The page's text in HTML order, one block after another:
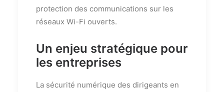
protection des communications sur les
réseaux Wi-Fi ouverts.
Un enjeu stratégique pour
les entreprises
La sécurité numérique des dirigeants en